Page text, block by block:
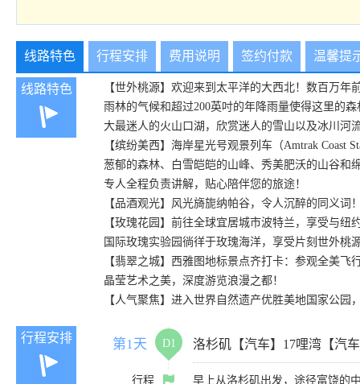
线路特色 行程安排 费用说明 签约付款 温馨提
线路特色
【世外桃源】欢迎来到太平洋的大西北！数百万
雨林的气候和超过200英吋的年降雨量使得这里的
大最迷人的火山口湖，欣赏迷人的雪山以及冰川河
【缤纷美西】海岸星光号观景列车（Amtrak
葱郁的森林、白雪皑皑的山峰、秀美肥沃的山谷和
专人全程负责讲解，贴心陪伴您的旅途！
【品酒观光】风光旖旎纳帕谷，令人沉醉的同义词
【玫瑰花园】前往全球宜居城市波特兰，享受与
国际玫瑰实验园徜徉于玫瑰海洋，享受片刻世外桃
【翡翠之城】西雅图地标景点齐打卡：参观全美
晶莹艺术之美，深度游览浪漫之都！
【人气聚焦】进入世界自然遗产优胜美地国家公
行程安排 第1天 D1 洛杉矶【汽车】17哩湾【汽
行程
早上从洛杉矶出发，途径富饶的